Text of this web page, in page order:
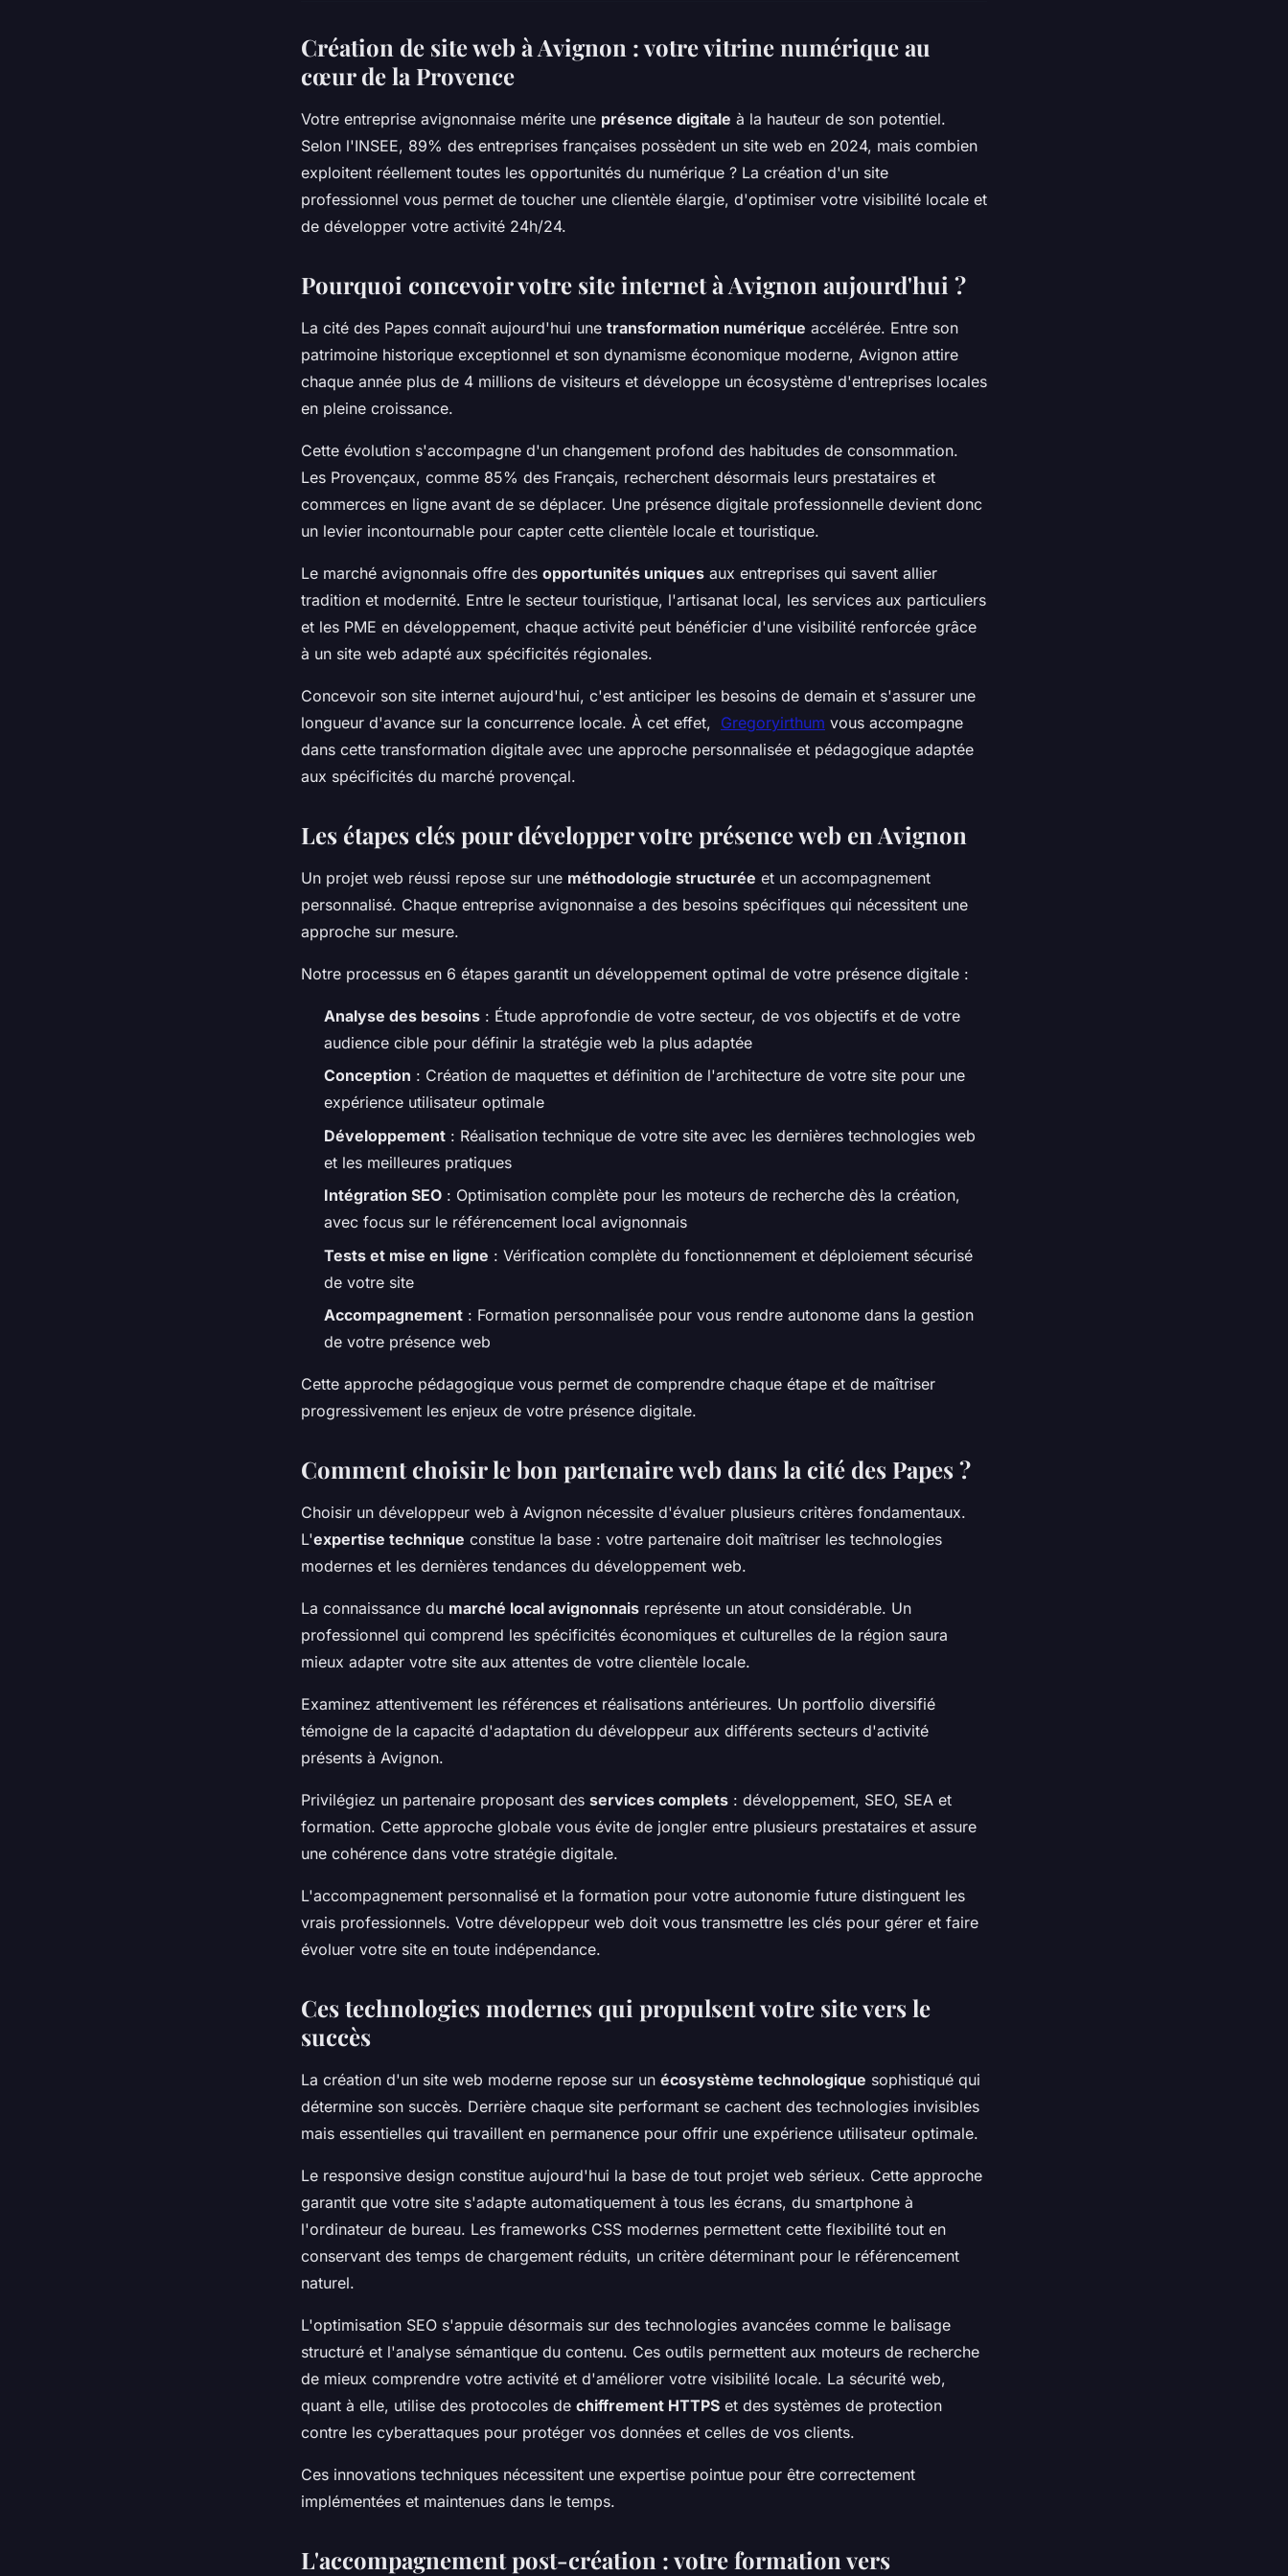
Création de site web à Avignon : votre vitrine numérique au
cœur de la Provence
Votre entreprise avignonnaise mérite une présence digitale à la hauteur de son potentiel.
Selon l'INSEE, 89% des entreprises françaises possèdent un site web en 2024, mais combien
exploitent réellement toutes les opportunités du numérique ? La création d'un site
professionnel vous permet de toucher une clientèle élargie, d'optimiser votre visibilité locale et
de développer votre activité 24h/24.
Pourquoi concevoir votre site internet à Avignon aujourd'hui ?
La cité des Papes connaît aujourd'hui une transformation numérique accélérée. Entre son
patrimoine historique exceptionnel et son dynamisme économique moderne, Avignon attire
chaque année plus de 4 millions de visiteurs et développe un écosystème d'entreprises locales
en pleine croissance.
Cette évolution s'accompagne d'un changement profond des habitudes de consommation.
Les Provençaux, comme 85% des Français, recherchent désormais leurs prestataires et
commerces en ligne avant de se déplacer. Une présence digitale professionnelle devient donc
un levier incontournable pour capter cette clientèle locale et touristique.
Le marché avignonnais offre des opportunités uniques aux entreprises qui savent allier
tradition et modernité. Entre le secteur touristique, l'artisanat local, les services aux particuliers
et les PME en développement, chaque activité peut bénéficier d'une visibilité renforcée grâce
à un site web adapté aux spécificités régionales.
Concevoir son site internet aujourd'hui, c'est anticiper les besoins de demain et s'assurer une
longueur d'avance sur la concurrence locale. À cet effet, Gregoryirthum vous accompagne
dans cette transformation digitale avec une approche personnalisée et pédagogique adaptée
aux spécificités du marché provençal.
Les étapes clés pour développer votre présence web en Avignon
Un projet web réussi repose sur une méthodologie structurée et un accompagnement
personnalisé. Chaque entreprise avignonnaise a des besoins spécifiques qui nécessitent une
approche sur mesure.
Notre processus en 6 étapes garantit un développement optimal de votre présence digitale :
Analyse des besoins : Étude approfondie de votre secteur, de vos objectifs et de votre
audience cible pour définir la stratégie web la plus adaptée
Conception : Création de maquettes et définition de l'architecture de votre site pour une
expérience utilisateur optimale
Développement : Réalisation technique de votre site avec les dernières technologies web
et les meilleures pratiques
Intégration SEO : Optimisation complète pour les moteurs de recherche dès la création,
avec focus sur le référencement local avignonnais
Tests et mise en ligne : Vérification complète du fonctionnement et déploiement sécurisé
de votre site
Accompagnement : Formation personnalisée pour vous rendre autonome dans la gestion
de votre présence web
Cette approche pédagogique vous permet de comprendre chaque étape et de maîtriser
progressivement les enjeux de votre présence digitale.
Comment choisir le bon partenaire web dans la cité des Papes ?
Choisir un développeur web à Avignon nécessite d'évaluer plusieurs critères fondamentaux.
L'expertise technique constitue la base : votre partenaire doit maîtriser les technologies
modernes et les dernières tendances du développement web.
La connaissance du marché local avignonnais représente un atout considérable. Un
professionnel qui comprend les spécificités économiques et culturelles de la région saura
mieux adapter votre site aux attentes de votre clientèle locale.
Examinez attentivement les références et réalisations antérieures. Un portfolio diversifié
témoigne de la capacité d'adaptation du développeur aux différents secteurs d'activité
présents à Avignon.
Privilégiez un partenaire proposant des services complets : développement, SEO, SEA et
formation. Cette approche globale vous évite de jongler entre plusieurs prestataires et assure
une cohérence dans votre stratégie digitale.
L'accompagnement personnalisé et la formation pour votre autonomie future distinguent les
vrais professionnels. Votre développeur web doit vous transmettre les clés pour gérer et faire
évoluer votre site en toute indépendance.
Ces technologies modernes qui propulsent votre site vers le
succès
La création d'un site web moderne repose sur un écosystème technologique sophistiqué qui
détermine son succès. Derrière chaque site performant se cachent des technologies invisibles
mais essentielles qui travaillent en permanence pour offrir une expérience utilisateur optimale.
Le responsive design constitue aujourd'hui la base de tout projet web sérieux. Cette approche
garantit que votre site s'adapte automatiquement à tous les écrans, du smartphone à
l'ordinateur de bureau. Les frameworks CSS modernes permettent cette flexibilité tout en
conservant des temps de chargement réduits, un critère déterminant pour le référencement
naturel.
L'optimisation SEO s'appuie désormais sur des technologies avancées comme le balisage
structuré et l'analyse sémantique du contenu. Ces outils permettent aux moteurs de recherche
de mieux comprendre votre activité et d'améliorer votre visibilité locale. La sécurité web,
quant à elle, utilise des protocoles de chiffrement HTTPS et des systèmes de protection
contre les cyberattaques pour protéger vos données et celles de vos clients.
Ces innovations techniques nécessitent une expertise pointue pour être correctement
implémentées et maintenues dans le temps.
L'accompagnement post-création : votre formation vers